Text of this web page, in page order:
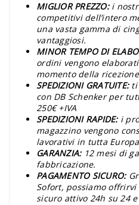
MIGLIOR PREZZO: i
competitivi dell’intero
una vasta gamma di
vantaggiosi.
MINOR TEMPO DI
ordini vengono
momento della
SPEDIZIONI GRATUITE: ti
con DB Schenker per
250€ +IVA
SPEDIZIONI RAPIDE: i
magazzino vengono
lavorativi in tutta
GARANZIA: 12 mesi di
fabbricazione.
PAGAMENTO SICURO:
Sofort, possiamo
sicuro attivo 24h su 24